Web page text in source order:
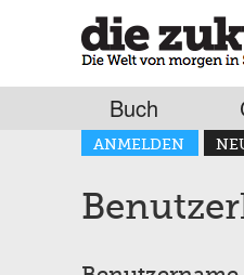
Buch
Haupt-
ANMELDEN
(AKTIVER REITER)